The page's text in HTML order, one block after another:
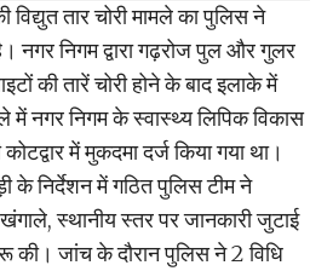
विद्युत तार चोरी मामले का पुलिस ने
नगर निगम द्वारा गढ़रोज पुल और गुलर
की तारें चोरी होने के बाद इलाके में
नगर निगम के स्वास्थ्य लिपिक विकास
में मुकदमा दर्ज किया गया था।
के निर्देशन में गठित पुलिस टीम ने
स्थानीय स्तर पर जानकारी जुटाई
की। जांच के दौरान पुलिस ने 2 विधि